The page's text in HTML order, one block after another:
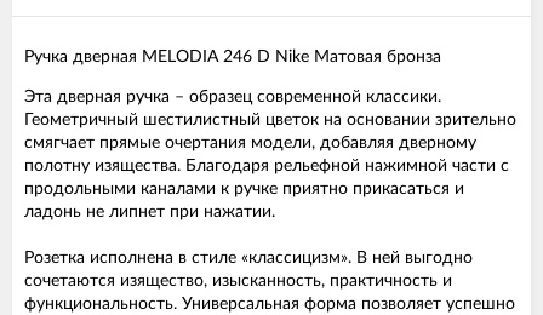
Ручка дверная MELODIA 246 D Nike Матовая бронза
Эта дверная ручка – образец современной классики.
Геометричный шестилистный цветок на основании зрительно
смягчает прямые очертания модели, добавляя дверному
полотну изящества. Благодаря рельефной нажимной части с
продольными каналами к ручке приятно прикасаться и
ладонь не липнет при нажатии.
Розетка исполнена в стиле «классицизм». В ней выгодно
сочетаются изящество, изысканность, практичность и
функциональность. Универсальная форма позволяет успешно